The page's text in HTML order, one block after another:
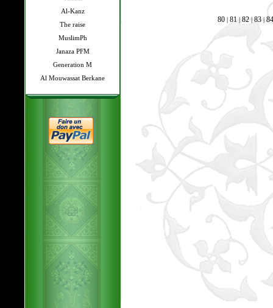
Al-Kanz
The raise
MuslimPh
Janaza PFM
Generation M
Al Mouwassat Berkane
80| 81 | 82|83| 84